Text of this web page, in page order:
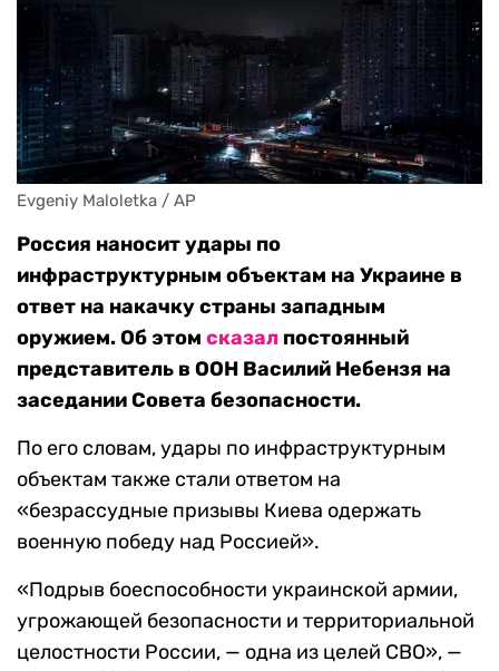
Evgeniy Maloletka / AP
Россия наносит удары по
инфраструктурным объектам на Украине в
ответ на накачку страны западным
оружием. Об этом сказал постоянный
представитель в ООН Василий Небензя на
заседании Совета безопасности.
По его словам, удары по инфраструктурным
объектам также стали ответом на
«безрассудные призывы Киева одержать
военную победу над Россией».
«Подрыв боеспособности украинской армии,
угрожающей безопасности и территориальной
целостности России, — одна из целей СВО», —